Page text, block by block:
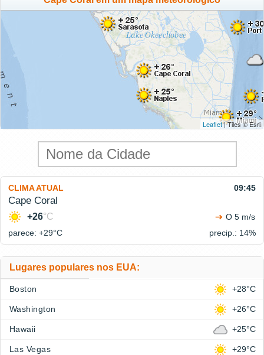
Leaflet| Tiles © Esri
CLIMA ATUAL 09:45
Cape Coral
+26°C
O 5 m/s
parece: +29°C precip.: 14%
Lugares populares nos EUA:
Boston +28°C
Washington +26°C
Hawaii +25°C
Las Vegas +29°C